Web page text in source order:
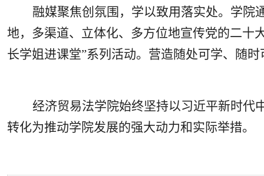
融媒聚焦创氛围，学以致用落实处。学院
地，多渠道、立体化、多方位地宣传党的二十
长学姐进课堂”系列活动。营造随处可学、随
经济贸易法学院始终坚持以习近平新时代
转化为推动学院发展的强大动力和实际举措。